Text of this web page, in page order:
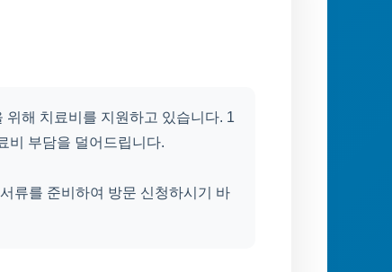
해 치료비를 지원하고 있습니다. 1
비 부담을 덜어드립니다.
류를 준비하여 방문 신청하시기 바